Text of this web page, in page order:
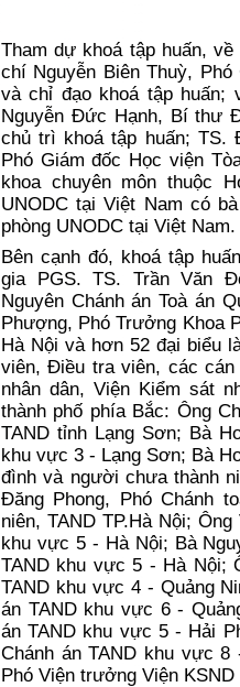
Tham dự khoá tập huấn,
chí Nguyễn Biên Thuỳ,
và chỉ đạo khoá tập huấn;
Nguyễn Đức Hạnh, Bí thư
chủ trì khoá tập huấn; TS.
Phó Giám đốc Học viện
khoa chuyên môn thuộc
UNODC tại Việt Nam có
phòng UNODC tại Việt Nam.
Bên cạnh đó, khoá tập
gia PGS. TS. Trần Văn
Nguyên Chánh án Toà án
Phượng, Phó Trưởng Khoa
Hà Nội và hơn 52 đại biểu
viên, Điều tra viên, các cán
nhân dân, Viện Kiểm sát
thành phố phía Bắc: Ông
TAND tỉnh Lạng Sơn; Bà
khu vực 3 - Lạng Sơn; Bà
đình và người chưa thành
Đăng Phong, Phó Chánh
niên, TAND TP.Hà Nội;
khu vực 5 - Hà Nội; Bà
TAND khu vực 5 - Hà Nội;
TAND khu vực 4 - Quảng
án TAND khu vực 6 -
án TAND khu vực 5 - Hải
Chánh án TAND khu vực 8
Phó Viện trưởng Viện